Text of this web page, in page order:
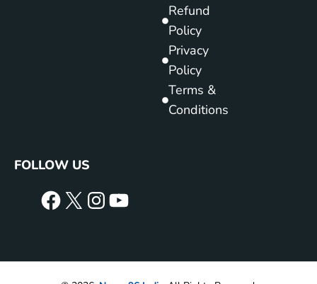
Refund
Policy
Privacy
Policy
Terms &
Conditions
FOLLOW US